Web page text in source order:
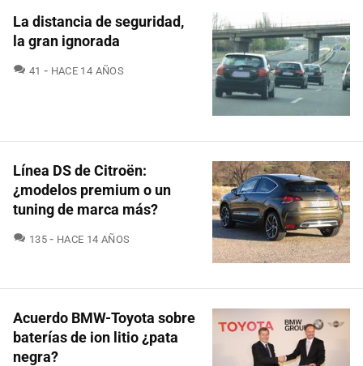
La distancia de seguridad,
la gran ignorada
41 COMENTARIOS
HACE 14 AÑOS
Línea DS de Citroën:
¿modelos premium o un
tuning de marca más?
135COMENTARIOS
HACE 14 AÑOS
Acuerdo BMW-Toyota sobre
baterías de ion litio ¿pata
negra?